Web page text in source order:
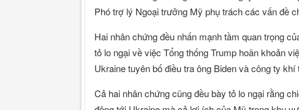
Phó trợ lý Ngoại trưởng Mỹ phụ trách các vấn đề
Hai nhân chứng đều nhấn mạnh tầm quan trọng
tỏ lo ngại về việc Tổng thống Trump hoãn khoản
Ukraine tuyên bố điều tra ông Biden và công ty
Cả hai nhân chứng cũng đều bày tỏ lo ngại rằng